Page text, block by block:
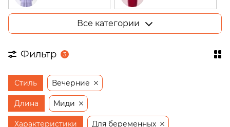
размеры
В рубчик
На запах
Бежевые
Платья-
Все категории
Фильтр 3
Стиль Вечерние
Длина Миди
Характеристики Для беременных